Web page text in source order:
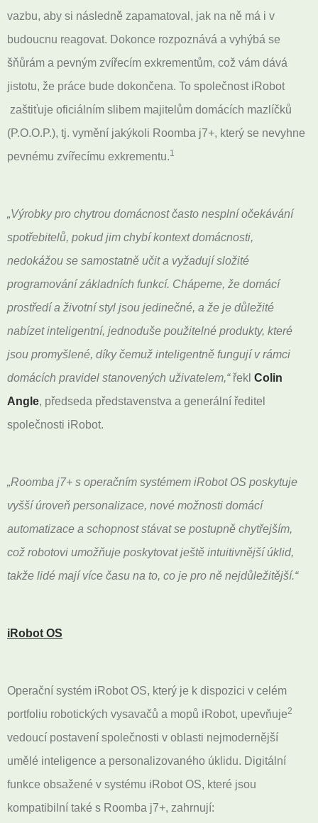
vazbu, aby si následně zapamatoval, jak na ně má i v
budoucnu reagovat. Dokonce rozpoznává a vyhýbá se
šňůrám a pevným zvířecím exkrementům, což vám dává
jistotu, že práce bude dokončena. To společnost iRobot
zaštiťuje oficiálním slibem majitelům domácích mazlíčků
(P.O.O.P.), tj. vymění jakýkoli Roomba j7+, který se nevyhne
pevnému zvířecímu exkrementu.1
„Výrobky pro chytrou domácnost často nesplní očekávání
spotřebitelů, pokud jim chybí kontext domácnosti,
nedokážou se samostatně učit a vyžadují složité
programování základních funkcí. Chápeme, že domácí
prostředí a životní styl jsou jedinečné, a že je důležité
nabízet inteligentní, jednoduše použitelné produkty, které
jsou promyšlené, díky čemuž inteligentně fungují v rámci
domácích pravidel stanovených uživatelem,“řekl Colin
Angle, předseda představenstva a generální ředitel
společnosti iRobot.
„Roomba j7+ s operačním systémem iRobot OS poskytuje
vyšší úroveň personalizace, nové možnosti domácí
automatizace a schopnost stávat se postupně chytřejším,
což robotovi umožňuje poskytovat ještě intuitivnější úklid,
takže lidé mají více času na to, co je pro ně nejdůležitější.“
iRobot OS
Operační systém iRobot OS, který je k dispozici v celém
portfoliu robotických vysavačů a mopů iRobot, upevňuje2
vedoucí postavení společnosti v oblasti nejmodernější
umělé inteligence a personalizovaného úklidu. Digitální
funkce obsažené v systému iRobot OS, které jsou
kompatibilní také s Roomba j7+, zahrnují: